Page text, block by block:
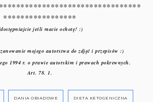
*****************
jeśli macie ochotę! :)
mojego autorstwa do zdjęć i przepisów :)
1994 r. o prawie autorskim i prawach pokrewnych.
Art. 78. 1.
DANIA OBIADOWE DIETA KETOGENICZNA